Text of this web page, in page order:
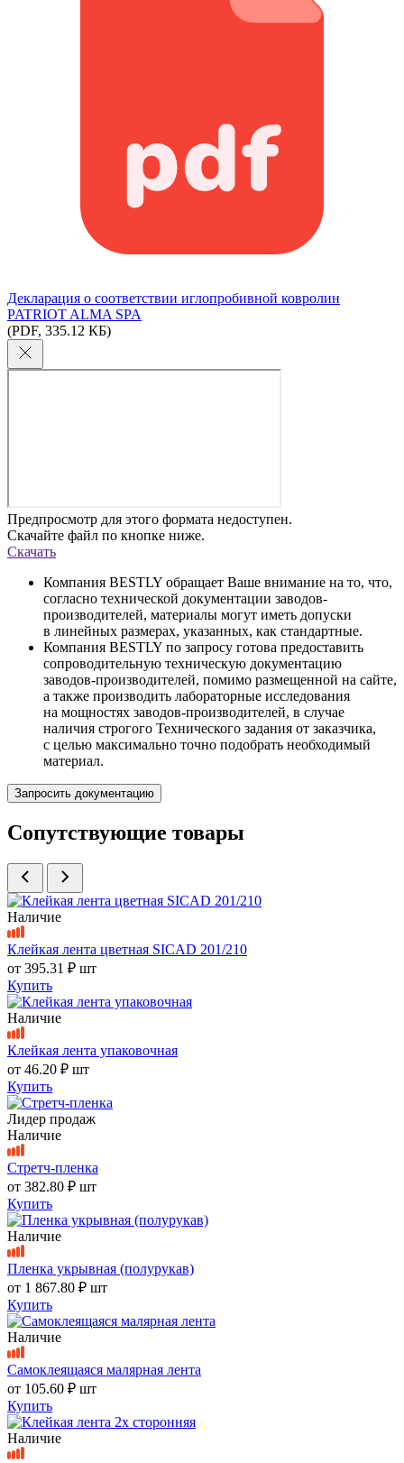
Декларация о соответствии иглопробивной ковролин
PATRIOT ALMA SPA
(PDF, 335.12 КБ)
Предпросмотр для этого формата недоступен.
Скачайте файл по кнопке ниже.
Скачать
Компания BESTLY обращает Ваше внимание на то, что,
согласно технической документации заводов-
производителей, материалы могут иметь допуски
в линейных размерах, указанных, как стандартные.
Компания BESTLY по запросу готова предоставить
сопроводительную техническую документацию
заводов-производителей, помимо размещенной на сайте,
а также производить лабораторные исследования
на мощностях заводов-производителей, в случае
наличия строгого Технического задания от заказчика,
с целью максимально точно подобрать необходимый
материал.
Запросить документацию
Сопутствующие товары
Наличие
Клейкая лента цветная SICAD 201/210
от 395.31 ₽ шт
Купить
Наличие
Клейкая лента упаковочная
от 46.20 ₽ шт
Купить
Лидер продаж
Наличие
Стретч-пленка
от 382.80 ₽ шт
Купить
Наличие
Пленка укрывная (полурукав)
от 1 867.80 ₽ шт
Купить
Наличие
Самоклеящаяся малярная лента
от 105.60 ₽ шт
Купить
Наличие